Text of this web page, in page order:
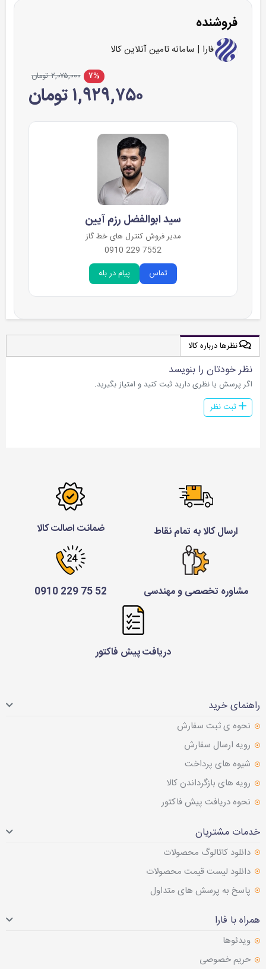
فروشنده
فارا | سامانه تامین آنلاین کالا
۲,۰۷۵,۰۰۰ تومان ۷%
۱,۹۲۹,۷۵۰ تومان
سید ابوالفضل رزم آیین
مدیر فروش کنترل های خط گاز
7552 229 0910
تماس
پیام در بله
نظرها درباره کالا
نظر خودتان را بنویسد
اگر پرسش یا نظری دارید ثبت کنید و امتیاز بگیرید.
ثبت نظر
ارسال کالا به تمام نقاط ضمانت اصالت کالا
مشاوره تخصصی و مهندسی 52 75 229 0910
دریافت پیش فاکتور
راهنمای خرید
نحوه ی ثبت سفارش
رویه ارسال سفارش
شیوه های پرداخت
رویه های بازگرداندن کالا
نحوه دریافت پیش فاکتور
خدمات مشتریان
دانلود کاتالوگ محصولات
دانلود لیست قیمت محصولات
پاسخ به پرسش های متداول
همراه با فارا
ویدئوها
حریم خصوصی